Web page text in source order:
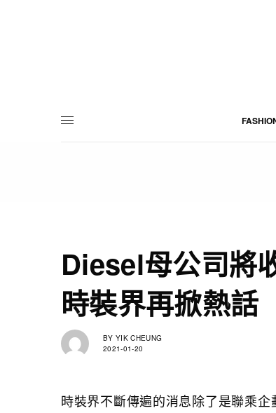
Diesel母公司將
時裝界再掀熱話
BY YIK CHEUNG
2021-01-20
時裝界不斷傳遍的消息除了是聯乘